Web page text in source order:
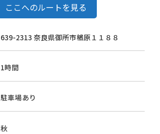
ここへのルートを見る
639-2313 奈良県御所市楢原１１８８
1時間
駐車場あり
秋